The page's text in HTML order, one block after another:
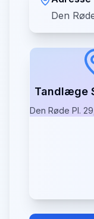
Den
Tandlæge
Den Røde Pl.